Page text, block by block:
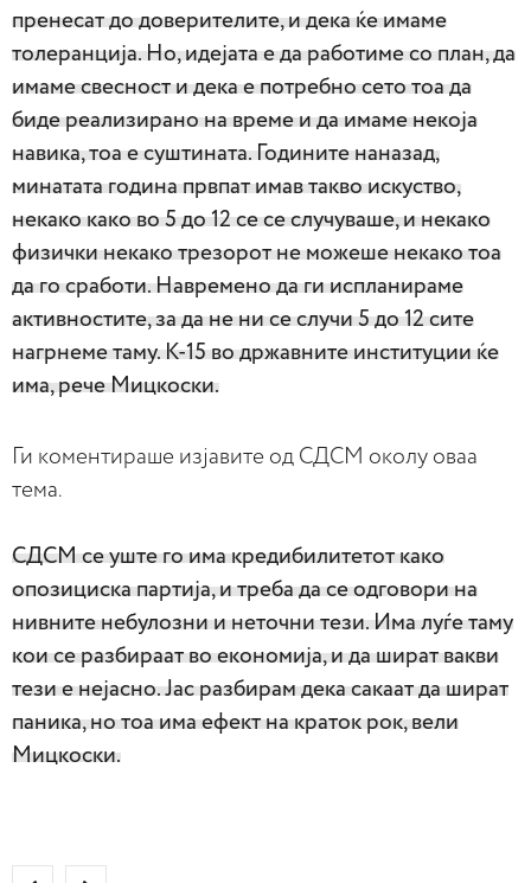
пренесат до доверителите, и дека ќе имаме
толеранција. Но, идејата е да работиме со план, да
имаме свесност и дека е потребно сето тоа да
биде реализирано на време и да имаме некоја
навика, тоа е суштината. Годините наназад,
минатата година првпат имав такво искуство,
некако како во 5 до 12 се се случуваше, и некако
физички некако трезорот не можеше некако тоа
да го сработи. Навремено да ги испланираме
активностите, за да не ни се случи 5 до 12 сите
нагрнеме таму. К-15 во државните институции ќе
има, рече Мицкоски.
Ги коментираше изјавите од СДСМ околу оваа
тема.
СДСМ се уште го има кредибилитетот како
опозициска партија, и треба да се одговори на
нивните небулозни и неточни тези. Има луѓе таму
кои се разбираат во економија, и да шират вакви
тези е нејасно. Јас разбирам дека сакаат да шират
паника, но тоа има ефект на краток рок, вели
Мицкоски.